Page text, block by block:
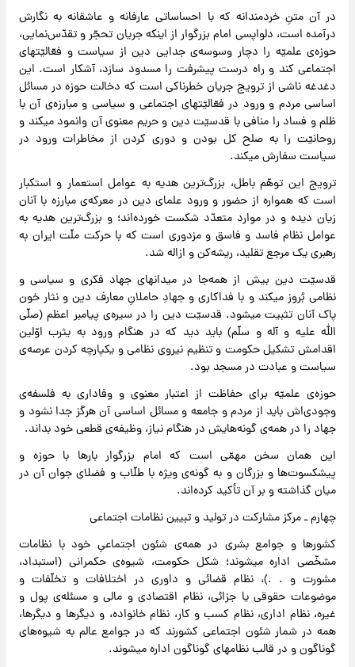
در آن متنِ خردمندانه که با احساساتی عارفانه و عاشقانه به نگارش
درآمده است، دلواپسی امام بزرگوار از اینکه جریان تحجّر و تقدّس‌نمایی،
حوزه‌ی علمیّه را دچار وسوسه‌ی جدایی دین از سیاست و فعّالیّتهای
اجتماعی کند و راه درست پیشرفت را مسدود سازد، آشکار است. این
دغدغه ناشی از ترویج جریان خطرناکی است که دخالت حوزه در مسائل
اساسی مردم و ورود در فعّالیّتهای اجتماعی و سیاسی و مبارزه‌ی آن با
ظلم و فساد را منافی با قدسیّت دین و حریم معنوی آن وانمود میکند و
روحانیّت را به صلح کل بودن و دوری کردن از مخاطرات ورود در
سیاست سفارش میکند.
ترویج این توهّم باطل، بزرگ‌ترین هدیه به عوامل استعمار و استکبار
است که همواره از حضور و ورود علمای دین در معرکه‌ی مبارزه‌ با آنان
زیان دیده و در موارد متعدّد شکست خورده‌اند؛ و بزرگ‌ترین هدیه به
عوامل نظام فاسد و فاسق و مزدوری است که با حرکت ملّت ایران به
رهبری یک مرجع تقلید، ریشه‌کن و ازاله شد.
قدسیّت دین بیش از همه‌جا در میدانهای جهاد فکری و سیاسی و
نظامی بُروز میکند و با فداکاری و جهادِ حاملانِ معارف دین و نثار خون
پاک آنان تثبیت میشود. قدسیّت دین را در سیره‌ی پیامبر اعظم (صلّی
الله علیه و آله و سلّم) باید دید که در هنگام ورود به یثرب اوّلین
اقدامش تشکیل حکومت و تنظیم نیروی نظامی و یکپارچه کردن عرصه‌ی
سیاست و عبادت در مسجد بود.
حوزه‌ی علمیّه برای حفاظت از اعتبار معنوی و وفاداری به فلسفه‌ی
وجودی‌اش باید از مردم و جامعه و مسائل اساسی آن هرگز جدا نشود و
جهاد را در همه‌ی گونه‌هایش در هنگام نیاز، وظیفه‌ی قطعی خود بداند.
این همان سخن مهمّی است که امام بزرگوار بارها با حوزه و
پیشکسوت‌ها و بزرگان و به گونه‌ی ویژه با طلّاب و فضلای جوان آن در
میان گذاشته و بر آن تأکید کرده‌اند.
چهارم ـ مرکز مشارکت در تولید و تبیین نظامات اجتماعی
کشورها و جوامع بشری در همه‌ی شئون اجتماعیِ خود با نظامات
مشخّصی اداره میشوند؛ شکل حکومت، شیوه‌ی حکمرانی (استبداد،
مشورت و . .)، نظام قضائی و داوری در اختلافات و تخلّفات و
موضوعات حقوقی یا جزائی، نظام اقتصادی و مالی و مسئله‌ی پول و
غیره، نظام اداری، نظام کسب و کار، نظام خانواده، و دیگرها و دیگرها،
همه در شمار شئون اجتماعی کشورند که در جوامع عالم به شیوه‌های
گوناگون و در قالب نظامهای گوناگون اداره میشوند.